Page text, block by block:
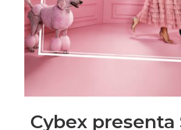
Cybex presenta